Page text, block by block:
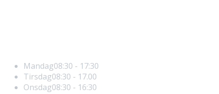
Mandag08:30 - 17:30
Tirsdag08:30 - 17.00
Onsdag08:30 - 16:30